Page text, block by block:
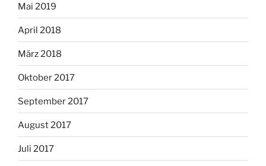
Mai 2019
April 2018
März 2018
Oktober 2017
September 2017
August 2017
Juli 2017